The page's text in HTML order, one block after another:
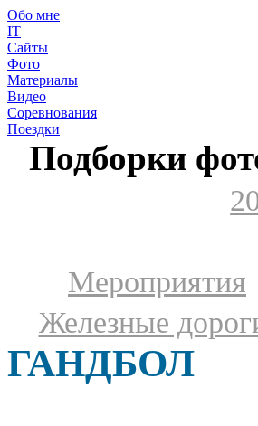
Обо мне
IT
Сайты
Фото
Материалы
Видео
Соревнования
Поездки
Подборки
Мероприятия
Железные
ГАНДБОЛ